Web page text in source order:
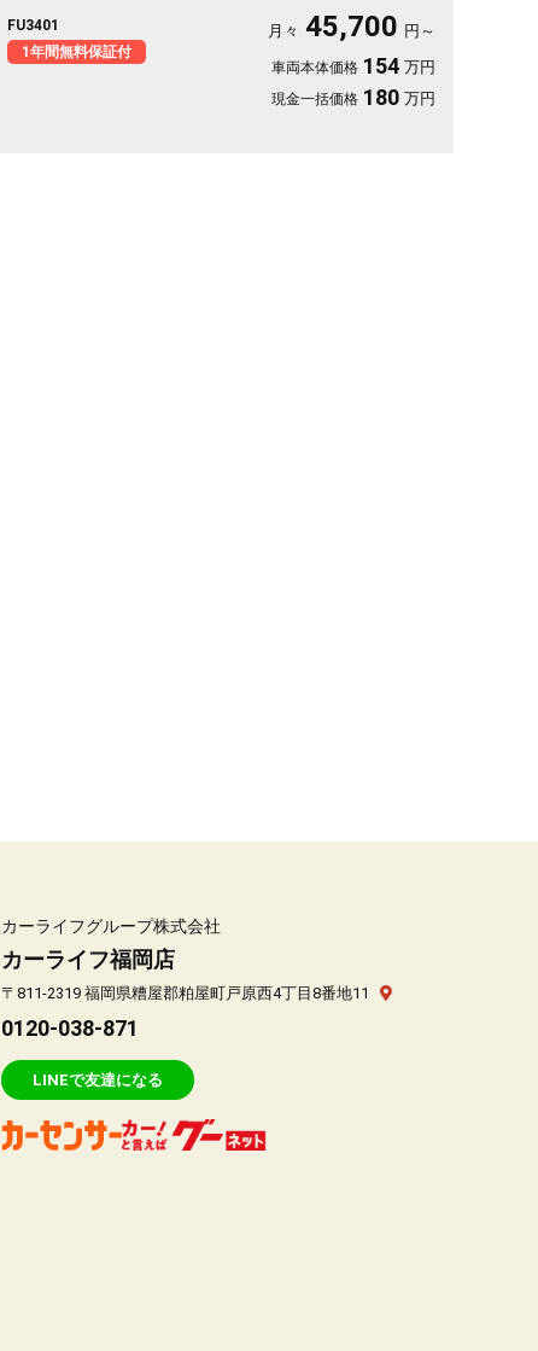
Ｖ・プライバシーカット😎使い勝手の良い７人乗キャプテンシー
ト・楽々ウォークスルー✨ワイヤレススマホ充電器付📱ドライブ
レコーダー付きで安心録画📹💎トヨタの人気８０型ヴォクシー・
ハイブリッドミニバン👀驚異のカタログ燃費🍃ＪＣ０８モード２
FU3401
1年間無料保証付
月々 45,700 円～
車両本体価格 154 万円
現金一括価格 180 万円
カーライフグループ株式会社
カーライフ福岡店
〒811-2319 福岡県糟屋郡粕屋町戸原西4丁目8番地11
0120-038-871
LINEで友達になる